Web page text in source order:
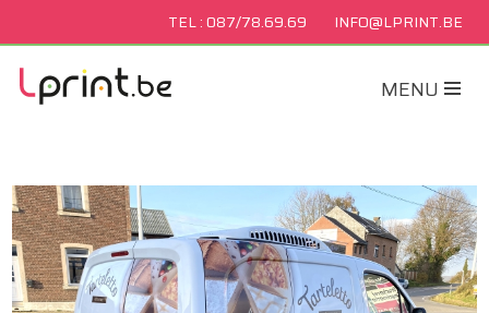
INFO@LPRINT.BE
TEL : 087/78.69.69
MENU